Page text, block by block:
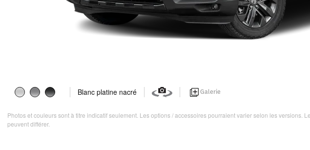
Blanc platine nacré Galerie
Photos et couleurs sont à titre indicatif seulement. Les options / accessoires pourraient varier selon les versions.
peuvent différer.